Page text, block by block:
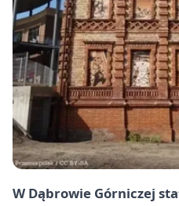
W Dąbrowie Górniczej